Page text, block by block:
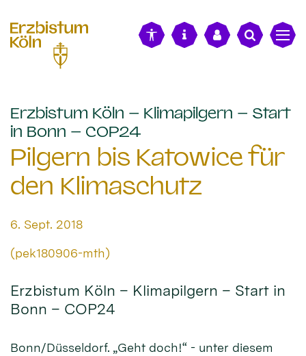
Erzbistum Köln – Klimapilgern – Start
in Bonn – COP24
Pilgern bis Katowice für
den Klimaschutz
Datum:
6. Sept. 2018
Von:
(pek180906-mth)
Erzbistum Köln – Klimapilgern – Start in
Bonn – COP24
Bonn/Düsseldorf. „Geht doch!“ - unter diesem